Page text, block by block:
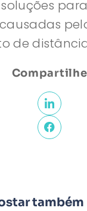
de
Compartilhe
também